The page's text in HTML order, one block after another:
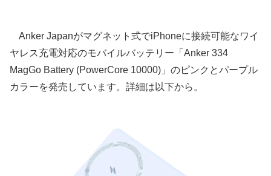
Anker Japanがマグネット式でiPhoneに接続可能なワイ
ヤレス充電対応のモバイルバッテリー「Anker 334
MagGo Battery (PowerCore 10000)」のピンクとパープル
カラーを発売しています。詳細は以下から。